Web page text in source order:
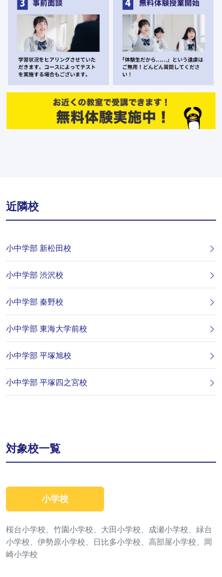
近隣校
小中学部 新松田校
小中学部 渋沢校
小中学部 秦野校
小中学部 東海大学前校
小中学部 平塚旭校
小中学部 平塚四之宮校
対象校一覧
小学校
桜台小学校、竹園小学校、大田小学校、成瀬小学校、緑台
小学校、伊勢原小学校、日比多小学校、高部屋小学校、岡
崎小学校